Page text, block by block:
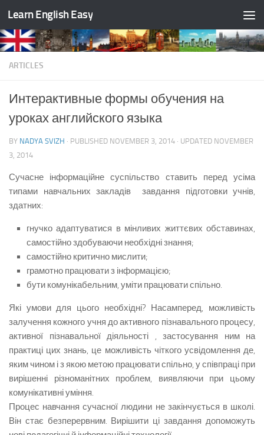
Skip to content
Learn English Easy
ARTICLES
Интерактивные формы обучения на
уроках английского языка
BY NADYA SVIZH · PUBLISHED NOVEMBER 3, 2014 · UPDATED NOVEMBER
3, 2014
Сучасне інформаційне суспільство ставить перед усіма
типами навчальних закладів завдання підготовки учнів,
здатних:
гнучко адаптуватися в мінливих життєвих об­ставинах,
самостійно здобуваючи необхідні знання;
самостійно критично мислити;
грамотно працювати з інформацією;
бути комунікабельним, уміти працювати спіль­но.
Які умови для цього необхідні? Насамперед, мож­ливість
залучення кожного учня до активного пізнаваль­ного процесу,
активної пізнавальної діяльності , застосування ним на
практиці цих знань, це можливість чіткого усвідомлення де,
яким чином і з якою метою працювати спільно, у співпраці при
вирішенні різноманітних про­блем, виявляючи при цьому
комунікативні уміння.
Процес навчання сучасної людини не закінчується в школі.
Він стає безперервним. Вирішити ці завдання допоможуть